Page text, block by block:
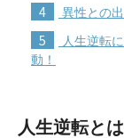
4 異性との
5
人生逆転
動！
人生逆転と